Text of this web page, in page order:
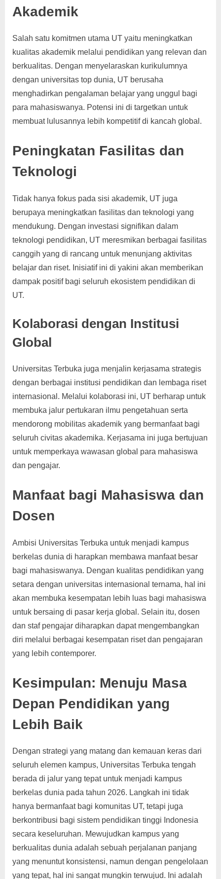
Akademik
Salah satu komitmen utama UT yaitu meningkatkan
kualitas akademik melalui pendidikan yang relevan dan
berkualitas. Dengan menyelaraskan kurikulumnya
dengan universitas top dunia, UT berusaha
menghadirkan pengalaman belajar yang unggul bagi
para mahasiswanya. Potensi ini di targetkan untuk
membuat lulusannya lebih kompetitif di kancah global.
Peningkatan Fasilitas dan
Teknologi
Tidak hanya fokus pada sisi akademik, UT juga
berupaya meningkatkan fasilitas dan teknologi yang
mendukung. Dengan investasi signifikan dalam
teknologi pendidikan, UT meresmikan berbagai fasilitas
canggih yang di rancang untuk menunjang aktivitas
belajar dan riset. Inisiatif ini di yakini akan memberikan
dampak positif bagi seluruh ekosistem pendidikan di
UT.
Kolaborasi dengan Institusi
Global
Universitas Terbuka juga menjalin kerjasama strategis
dengan berbagai institusi pendidikan dan lembaga riset
internasional. Melalui kolaborasi ini, UT berharap untuk
membuka jalur pertukaran ilmu pengetahuan serta
mendorong mobilitas akademik yang bermanfaat bagi
seluruh civitas akademika. Kerjasama ini juga bertujuan
untuk memperkaya wawasan global para mahasiswa
dan pengajar.
Manfaat bagi Mahasiswa dan
Dosen
Ambisi Universitas Terbuka untuk menjadi kampus
berkelas dunia di harapkan membawa manfaat besar
bagi mahasiswanya. Dengan kualitas pendidikan yang
setara dengan universitas internasional ternama, hal ini
akan membuka kesempatan lebih luas bagi mahasiswa
untuk bersaing di pasar kerja global. Selain itu, dosen
dan staf pengajar diharapkan dapat mengembangkan
diri melalui berbagai kesempatan riset dan pengajaran
yang lebih contemporer.
Kesimpulan: Menuju Masa
Depan Pendidikan yang
Lebih Baik
Dengan strategi yang matang dan kemauan keras dari
seluruh elemen kampus, Universitas Terbuka tengah
berada di jalur yang tepat untuk menjadi kampus
berkelas dunia pada tahun 2026. Langkah ini tidak
hanya bermanfaat bagi komunitas UT, tetapi juga
berkontribusi bagi sistem pendidikan tinggi Indonesia
secara keseluruhan. Mewujudkan kampus yang
berkualitas dunia adalah sebuah perjalanan panjang
yang menuntut konsistensi, namun dengan pengelolaan
yang tepat, hal ini sangat mungkin terwujud. Ini adalah